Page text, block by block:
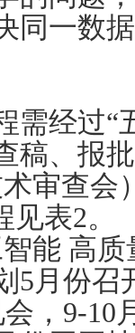
同一数
需经过“
稿、报
审查会
表2。
能 高
5月份
，9-10